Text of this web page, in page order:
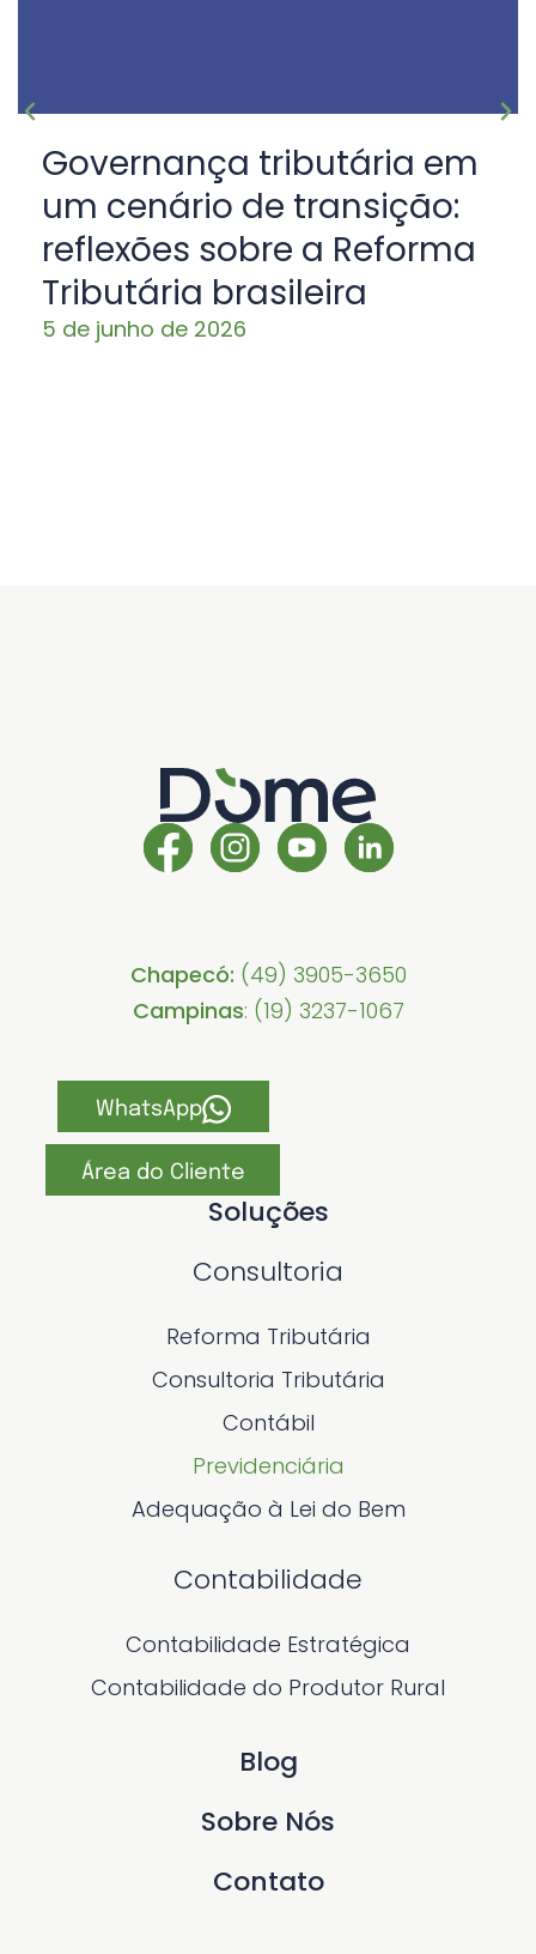
Governança tributária em
um cenário de transição:
reflexões sobre a Reforma
Tributária brasileira
5 de junho de 2026
WhatsApp
Área do Cliente
Chapecó: (49) 3905-3650
Campinas: (19) 3237-1067
Soluções
Consultoria
Reforma Tributária
Consultoria Tributária
Contábil
Previdenciária
Adequação à Lei do Bem
Contabilidade
Contabilidade Estratégica
Contabilidade do Produtor Rural
Blog
Sobre Nós
Contato